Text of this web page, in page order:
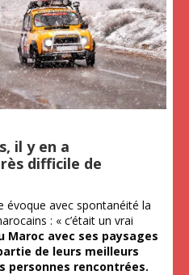
il y en a
difficile de
évoque avec spontanéité la
: « c’était un vrai
Maroc avec ses paysages
de leurs meilleurs
personnes rencontrées.